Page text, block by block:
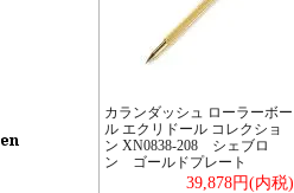
カランダッシュ ローラーボー
ル エクリドール コレクショ
ン XN0838-208 シェブロ
ン ゴールドプレート
39,878円(内税)